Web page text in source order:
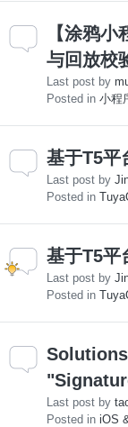
【涂鸦
与回放校
Last post by
Posted in 小程
基于T5平
Last post by
Posted in
基于T5平
Last post by
Posted in
Last post by
Posted in iOS